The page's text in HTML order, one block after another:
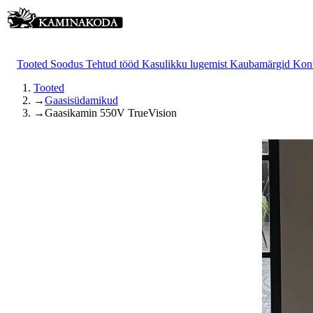
Tooted Soodus Tehtud tööd Kasulikku lugemist Kaubamärgid
Tooted
→Gaasisüdamikud
→Gaasikamin 550V TrueVision